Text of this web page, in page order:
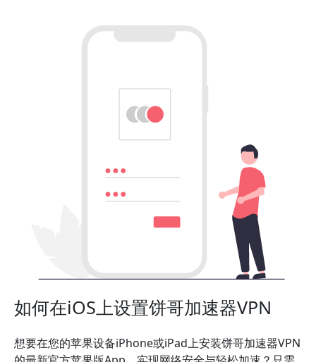
如何在iOS上设置饼哥加速器VPN
想要在您的苹果设备iPhone或iPad上安装饼哥加速器VPN